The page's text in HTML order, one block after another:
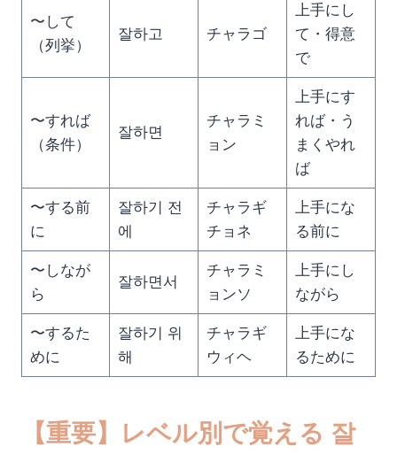
〜して
（列挙）
잘하고 チャラゴ
上手にし
て・得意
で
〜すれば
（条件）
잘하면
チャラミ
ョン
上手にす
れば・う
まくやれ
ば
〜する前
に
잘하기 전
에
チャラギ
チョネ
上手にな
る前に
〜しなが
ら
잘하면서
チャラミ
ョンソ
上手にし
ながら
〜するた
めに
잘하기 위
해
チャラギ
ウィヘ
上手にな
るために
【重要】レベル別で覚える 잘